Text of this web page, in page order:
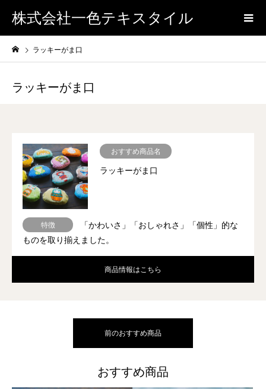
株式会社一色テキスタイル
ラッキーがま口
ラッキーがま口
おすすめ商品名
ラッキーがま口
特徴
「かわいさ」「おしゃれさ」「個性」的な
ものを取り揃えました。
商品情報はこちら
前のおすすめ商品
おすすめ商品